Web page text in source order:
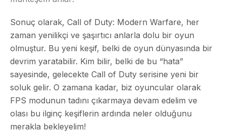
Sonuç olarak, Call of Duty: Modern Warfare, her
zaman yenilikçi ve şaşırtıcı anlarla dolu bir oyun
olmuştur. Bu yeni keşif, belki de oyun dünyasında bir
devrim yaratabilir. Kim bilir, belki de bu “hata”
sayesinde, gelecekte Call of Duty serisine yeni bir
soluk gelir. O zamana kadar, biz oyuncular olarak
FPS modunun tadını çıkarmaya devam edelim ve
olası bu ilginç keşiflerin ardında neler olduğunu
merakla bekleyelim!